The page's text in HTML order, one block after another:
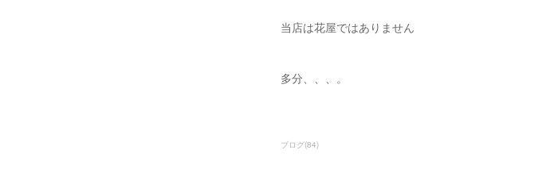
当店は花屋ではありません
多分、、、。
ブログ(84)